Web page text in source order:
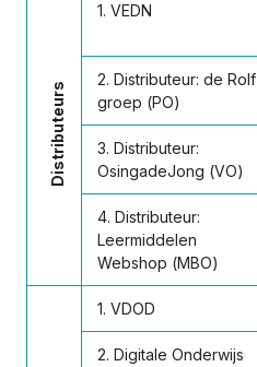
Distributeurs
1. VEDN
2. Distributeur: de Rolf
groep (PO)
3. Distributeur:
OsingadeJong (VO)
4. Distributeur:
Leermiddelen
Webshop (MBO)
1. VDOD
2. Digitale Onderwijs